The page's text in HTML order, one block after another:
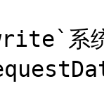
系